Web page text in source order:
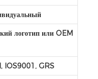
логотип или OEM
IOS9001, GRS